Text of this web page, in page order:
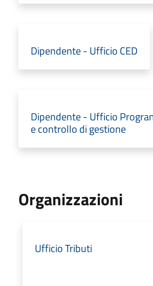
Dipendente - Ufficio CED
Dipendente - Ufficio
e controllo di gestione
Organizzazioni
Ufficio Tributi